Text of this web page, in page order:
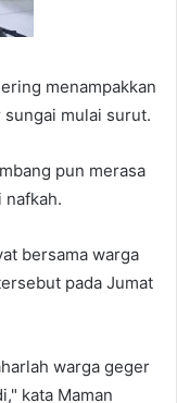
menampakkan
mulai surut.
pun merasa
nafkah.
bersama warga
pada Jumat
warga geger
kata Maman